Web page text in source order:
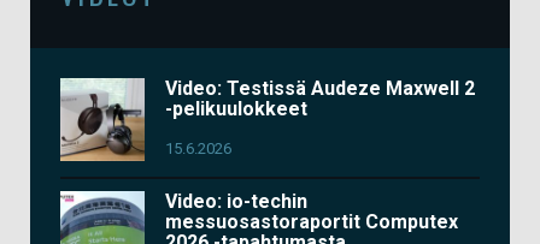
Video: Testissä Audeze Maxwell 2
-pelikuulokkeet
15.6.2026
Video: io-techin
messuosastoraportit Computex